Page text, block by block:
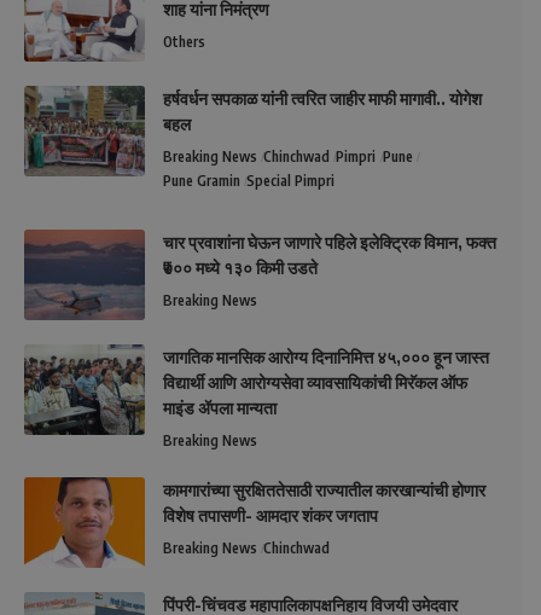
शाह यांना निमंत्रण
Others
हर्षवर्धन सपकाळ यांनी त्वरित जाहीर माफी मागावी.. योगेश
बहल
Breaking News Chinchwad Pimpri Pune
Pune Gramin Special Pimpri
चार प्रवाशांना घेऊन जाणारे पहिले इलेक्ट्रिक विमान, फक्त
₹७०० मध्ये १३० किमी उडते
Breaking News
जागतिक मानसिक आरोग्य दिनानिमित्त ४५,००० हून जास्त
विद्यार्थी आणि आरोग्यसेवा व्यावसायिकांची मिरॅकल ऑफ
माइंड ॲपला मान्यता
Breaking News
कामगारांच्या सुरक्षिततेसाठी राज्यातील कारखान्यांची होणार
विशेष तपासणी- आमदार शंकर जगताप
Breaking News Chinchwad
पिंपरी-चिंचवड महापालिकापक्षनिहाय विजयी उमेदवार